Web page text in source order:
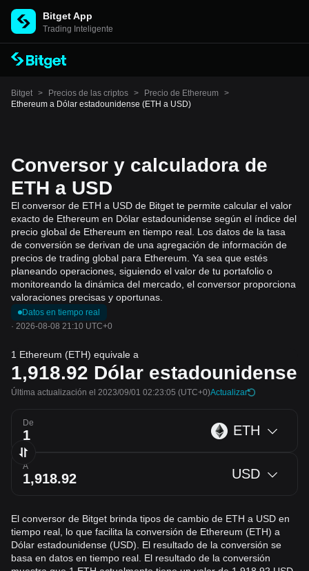
Bitget App
Trading Inteligente
Bitget > Precios de las criptos > Precio de Ethereum >
Ethereum a Dólar estadounidense (ETH a USD)
Conversor y calculadora de
ETH a USD
El conversor de ETH a USD de Bitget te permite calcular el valor
exacto de Ethereum en Dólar estadounidense según el índice del
precio global de Ethereum en tiempo real. Los datos de la tasa
de conversión se derivan de una agregación de información de
precios de trading global para Ethereum. Ya sea que estés
planeando operaciones, siguiendo el valor de tu portafolio o
monitoreando la dinámica del mercado, el conversor proporciona
valoraciones precisas y oportunas.
Datos en tiempo real
· 2026-08-08 21:10 UTC+0
1 Ethereum (ETH) equivale a
1,918.92 Dólar estadounidense
Última actualización el 2023/09/01 02:23:05 (UTC+0)Actualizar
De ETH
A USD
El conversor de Bitget brinda tipos de cambio de ETH a USD en
tiempo real, lo que facilita la conversión de Ethereum (ETH) a
Dólar estadounidense (USD). El resultado de la conversión se
basa en datos en tiempo real. El resultado de la conversión